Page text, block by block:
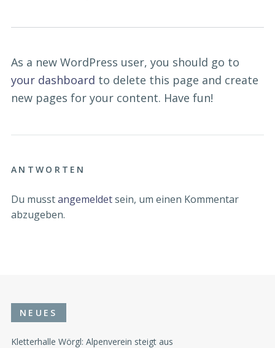
As a new WordPress user, you should go to
your dashboard to delete this page and create
new pages for your content. Have fun!
ANTWORTEN
Du musstangemeldetsein, um einen Kommentar
abzugeben.
NEUES
Kletterhalle Wörgl: Alpenverein steigt aus